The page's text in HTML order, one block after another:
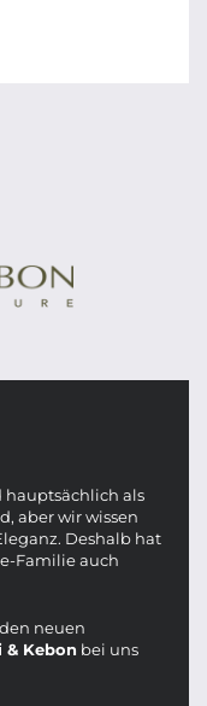
hauptsächlich als
aber wir wissen
Deshalb hat
Familie auch
neuen
& Kebon bei uns